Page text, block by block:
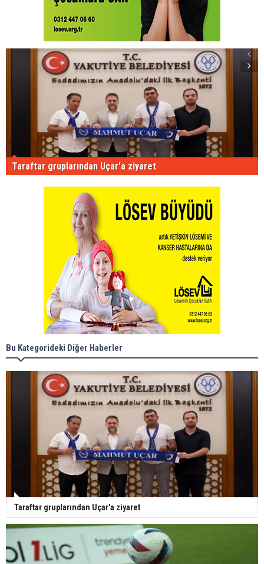
Taraftar gruplarından Uçar'a ziyaret
Bu Kategorideki Diğer Haberler
Taraftar gruplarından Uçar'a ziyaret